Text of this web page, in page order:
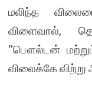
மலிந்த
விளைவால்,
“பௌல்டன்
விலைக்கே விற்று